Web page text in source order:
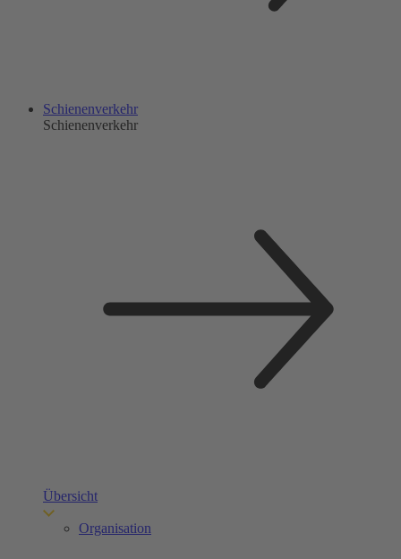
Schienenverkehr
Schienenverkehr
Übersicht
Organisation